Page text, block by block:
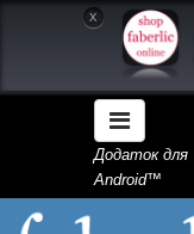
X
Додаток для
Android™